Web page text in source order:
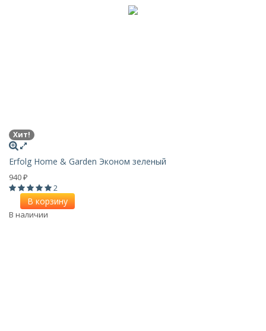
Хит!
Erfolg Home & Garden Эконом зеленый
940 ₽
2
В корзину
В наличии